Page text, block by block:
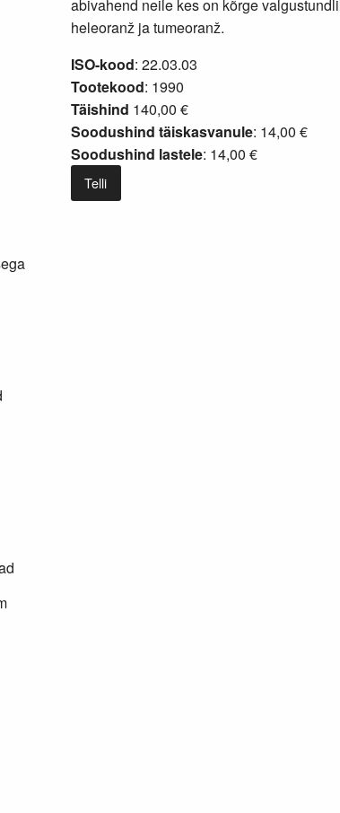
abivahend neile kes on kõrge
heleoranž ja tumeoranž.
ISO-kood: 22.03.03
Tootekood: 1990
Täishind 140,00 €
Soodushind täiskasvanule: 14,00 €
Soodushind lastele: 14,00 €
Telli